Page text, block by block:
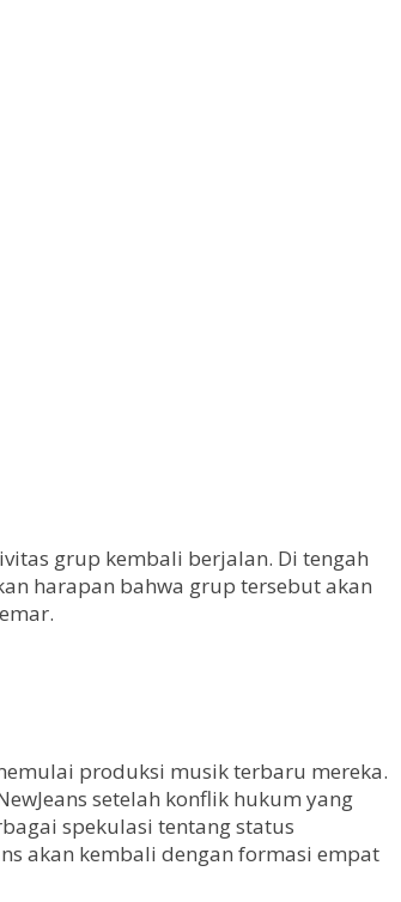
grup kembali berjalan. Di tengah
harapan bahwa grup tersebut akan
produksi musik terbaru mereka.
setelah konflik hukum yang
spekulasi tentang status
akan kembali dengan formasi empat